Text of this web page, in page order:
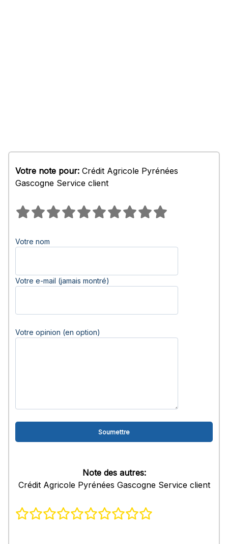
Votre note pour: Crédit Agricole Pyrénées
Gascogne Service client
Votre nom
Votre e-mail (jamais montré)
Votre opinion (en option)
Note des autres:
Crédit Agricole Pyrénées Gascogne Service client